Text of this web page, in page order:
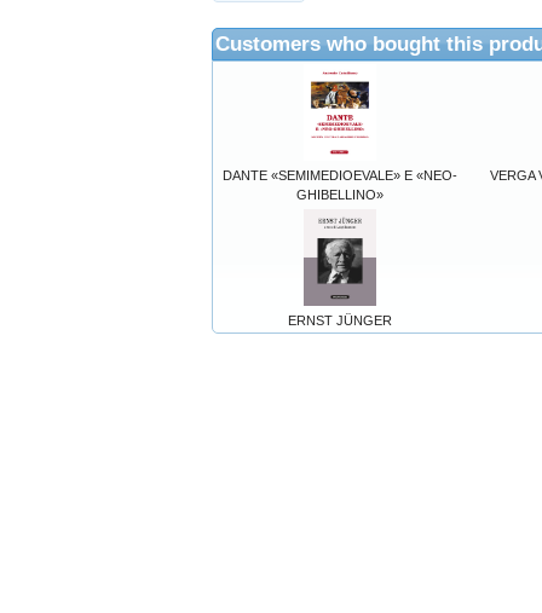
Customers who bought this
DANTE «SEMIMEDIOEVALE» E «NEO-
GHIBELLINO»
VERGA
ERNST JÜNGER